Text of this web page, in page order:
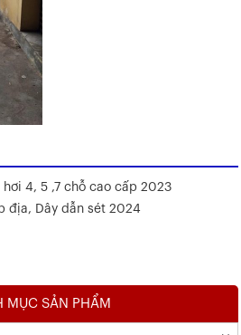
4, 5 ,7 chỗ cao cấp 2023
địa, Dây dẫn sét 2024
MỤC SẢN PHẨM